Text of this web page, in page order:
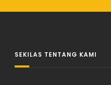
SEKILAS TENTANG KAMI